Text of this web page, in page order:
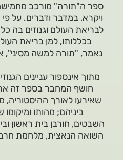
ספר ה"תורה" מורכב
ויקרא, במדבר ודברים. על
לבריאת העולם וגנוזים בה
בכללותו, למן בריאת
נאמר, "תורה למשה מסיני",
מתוך אינספור עניינים
חושף המחבר בספר זה
שאירעו לאורך ההיסטוריה,
ביניהם; מהותו
השבטים, חורבן בית ראשון
השואה הנאצית, מלחמת